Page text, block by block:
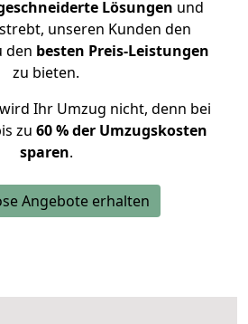
Lösungen und
unseren Kunden den
den besten Preis-Leistungen
zu bieten.
Ihr Umzug nicht, denn bei
zu 60 % der Umzugskosten
sparen.
Angebote erhalten